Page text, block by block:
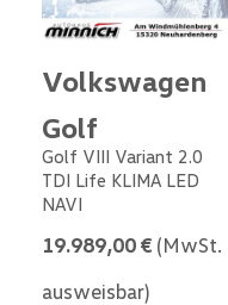
Volkswagen
Golf
Golf VIII Variant 2.0
TDI Life KLIMA LED
NAVI
19.989,00 € (MwSt.
ausweisbar)